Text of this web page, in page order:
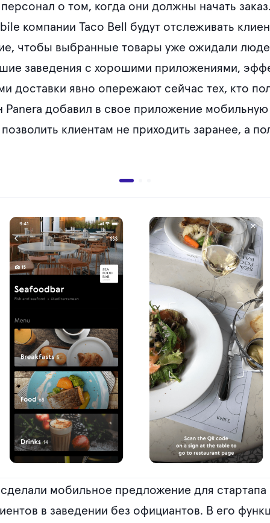
о том, когда они должны начать
компании Taco Bell будут отслеживать
чтобы выбранные товары уже ожидали
заведения с хорошими приложениями,
доставки явно опережают сейчас тех, кто
Panera добавил в свое приложение
клиентам не приходить заранее, а
мобильное предложение для
в заведении без официантов. В его